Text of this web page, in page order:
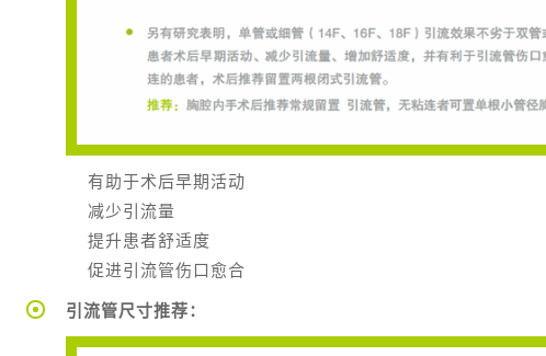
有助于术后早期活动
减少引流量
提升患者舒适度
促进引流管伤口愈合
引流管尺寸推荐：